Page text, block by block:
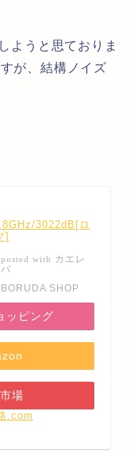
ようと思ておりま
が、結構ノイズ
3022dB[ロ
]
posted with カエレ
バ
BORUDA SHOP
ッピング
場
.com